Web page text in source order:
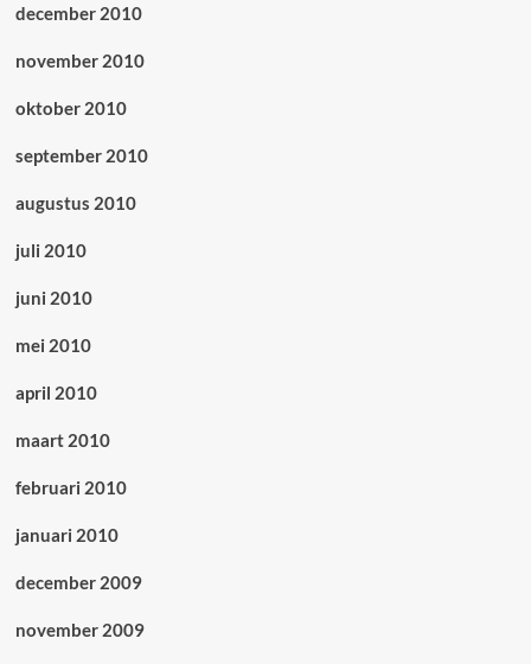
december 2010
november 2010
oktober 2010
september 2010
augustus 2010
juli 2010
juni 2010
mei 2010
april 2010
maart 2010
februari 2010
januari 2010
december 2009
november 2009